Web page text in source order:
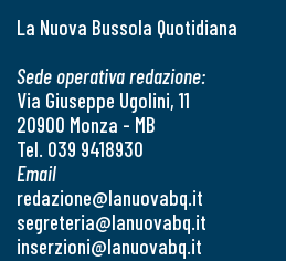
La Nuova Bussola Quotidiana
Sede operativa redazione:
Via Giuseppe Ugolini, 11
20900 Monza - MB
Tel. 039 9418930
Email
redazione@lanuovabq.it
segreteria@lanuovabq.it
inserzioni@lanuovabq.it